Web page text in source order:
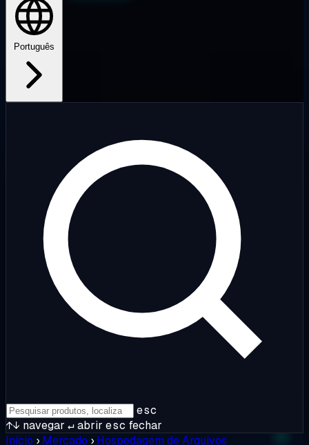
Português
esc
↑↓ navegar ↵abrir esc fechar
Início › Mercado › Hospedagem de Arquivos